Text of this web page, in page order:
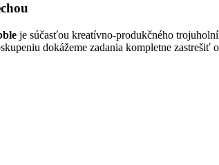
je súčasťou kreatívno-produkčného
dokážeme zadania kompletne zastrešiť